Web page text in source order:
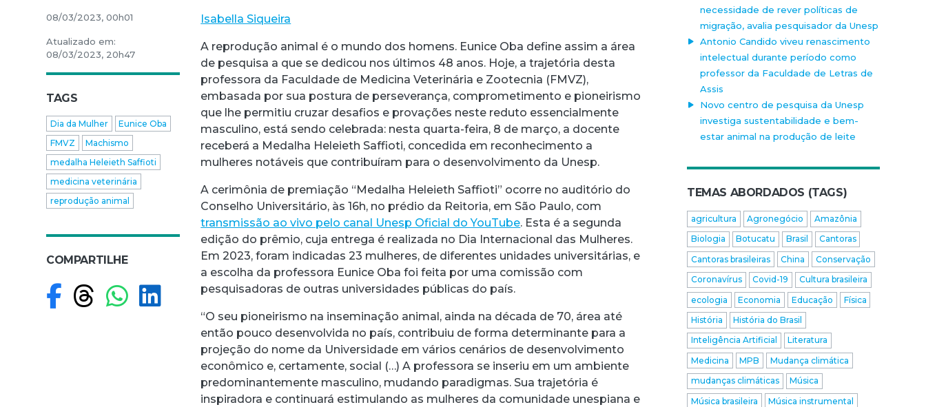
Isabella Siqueira
A reprodução animal é o mundo dos homens. Eunice Oba define assim a área
de pesquisa a que se dedicou nos últimos 48 anos. Hoje, a trajetória desta
professora da Faculdade de Medicina Veterinária e Zootecnia (FMVZ),
embasada por sua postura de perseverança, comprometimento e pioneirismo
que lhe permitiu cruzar desafios e provações neste reduto essencialmente
masculino, está sendo celebrada: nesta quarta-feira, 8 de março, a docente
receberá a Medalha Heleieth Saffioti, concedida em reconhecimento a
mulheres notáveis que contribuíram para o desenvolvimento da Unesp.
A cerimônia de premiação “Medalha Heleieth Saffioti” ocorre no auditório do
Conselho Universitário, às 16h, no prédio da Reitoria, em São Paulo, com
transmissão ao vivo pelo canal Unesp Oficial do YouTube. Esta é a segunda
edição do prêmio, cuja entrega é realizada no Dia Internacional das Mulheres.
Em 2023, foram indicadas 23 mulheres, de diferentes unidades universitárias, e
a escolha da professora Eunice Oba foi feita por uma comissão com
pesquisadoras de outras universidades públicas do país.
“O seu pioneirismo na inseminação animal, ainda na década de 70, área até
então pouco desenvolvida no país, contribuiu de forma determinante para a
projeção do nome da Universidade em vários cenários de desenvolvimento
econômico e, certamente, social (…) A professora se inseriu em um ambiente
predominantemente masculino, mudando paradigmas. Sua trajetória é
inspiradora e continuará estimulando as mulheres da comunidade unespiana e
08/03/2023, 00h01
Atualizado em:
08/03/2023, 20h47
TAGS
Dia da Mulher
Eunice Oba
FMVZ
Machismo
medalha Heleieth Saffioti
medicina veterinária
reprodução animal
COMPARTILHE
Compartilhar no Facebook
Compartilhar no Threads
Compartilhar no WhatsApp
Compartilhar no LinkedIn
necessidade de rever políticas de
migração, avalia pesquisador da Unesp
Antonio Candido viveu renascimento
intelectual durante período como
professor da Faculdade de Letras de
Assis
Novo centro de pesquisa da Unesp
investiga sustentabilidade e bem-
estar animal na produção de leite
TEMAS ABORDADOS (TAGS)
agricultura Agronegócio
Amazônia
Biologia
Botucatu Brasil
Cantoras
Cantoras brasileiras
China
Conservação
Coronavírus
Covid-19
Cultura brasileira
ecologia
Economia Educação
Física
História
História do Brasil
Inteligência Artificial
Literatura
Medicina
MPB
Mudança climática
mudanças climáticas
Música
Música brasileira
Música instrumental